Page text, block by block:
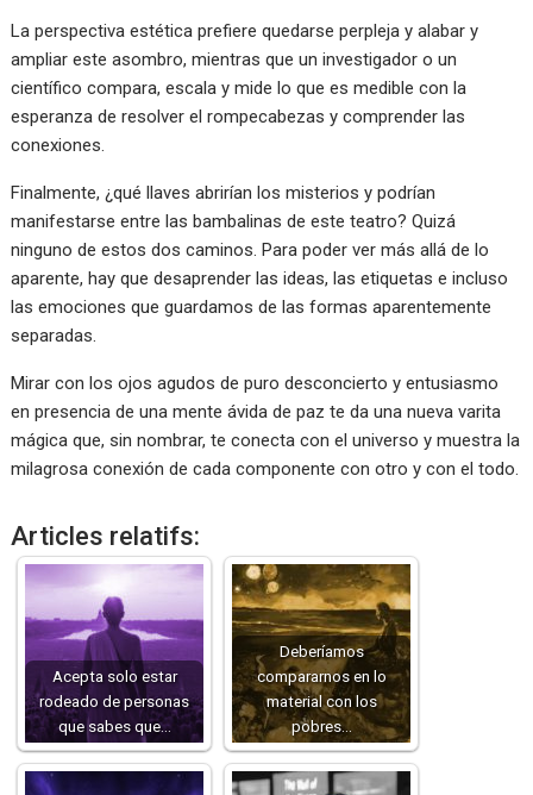
La perspectiva estética prefiere quedarse perpleja y alabar y
ampliar este asombro, mientras que un investigador o un
científico compara, escala y mide lo que es medible con la
esperanza de resolver el rompecabezas y comprender las
conexiones.
Finalmente, ¿qué llaves abrirían los misterios y podrían
manifestarse entre las bambalinas de este teatro? Quizá
ninguno de estos dos caminos. Para poder ver más allá de lo
aparente, hay que desaprender las ideas, las etiquetas e incluso
las emociones que guardamos de las formas aparentemente
separadas.
Mirar con los ojos agudos de puro desconcierto y entusiasmo
en presencia de una mente ávida de paz te da una nueva varita
mágica que, sin nombrar, te conecta con el universo y muestra la
milagrosa conexión de cada componente con otro y con el todo.
Articles relatifs:
Acepta solo estar
rodeado de personas
que sabes que…
Deberíamos
compararnos en lo
material con los
pobres…